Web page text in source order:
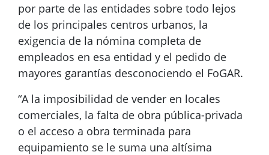
por parte de las entidades sobre todo lejos
de los principales centros urbanos, la
exigencia de la nómina completa de
empleados en esa entidad y el pedido de
mayores garantías desconociendo el FoGAR.
“A la imposibilidad de vender en locales
comerciales, la falta de obra pública-privada
o el acceso a obra terminada para
equipamiento se le suma una altísima